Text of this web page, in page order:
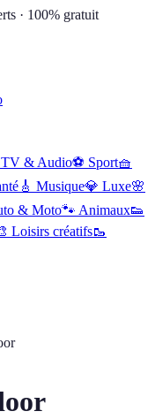
· 100% gratuit
TV & Audio⚽ Sport🧺
🎸 Musique💎 Luxe🌸
& Moto🐾 Animaux👟
Loisirs créatifs🥾